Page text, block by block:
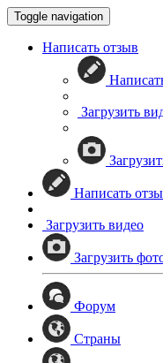
Toggle navigation
Написать отзыв
Загрузить
Написать
Загрузить видео
Загрузить
Форум
Страны